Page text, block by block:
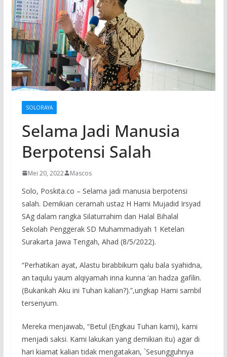
SOLORAYA
Selama Jadi Manusia
Berpotensi Salah
Mei 20, 2022 Mascos
Solo, Poskita.co – Selama jadi manusia berpotensi
salah. Demikian ceramah ustaz H Hami Mujadid Irsyad
SAg dalam rangka Silaturrahim dan Halal Bihalal
Sekolah Penggerak SD Muhammadiyah 1 Ketelan
Surakarta Jawa Tengah, Ahad (8/5/2022).
“Perhatikan ayat, Alastu birabbikum qalu bala syahidna,
an taqulu yaum alqiyamah inna kunna ‘an hadza gafilin.
(Bukankah Aku ini Tuhan kalian?).”,ungkap Hami sambil
tersenyum.
Mereka menjawab, “Betul (Engkau Tuhan kami), kami
menjadi saksi. Kami lakukan yang demikian itu) agar di
hari kiamat kalian tidak mengatakan, `Sesungguhnya